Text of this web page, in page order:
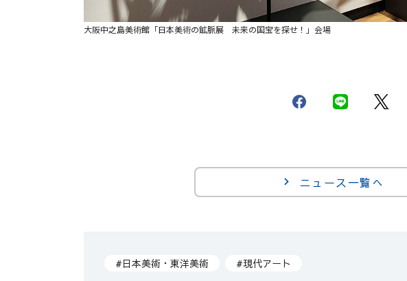
大阪中之島美術館「日本美術の鉱脈展 未来の国宝を探せ！」会場
ニュース一覧へ
#日本美術・東洋美術 #現代アート